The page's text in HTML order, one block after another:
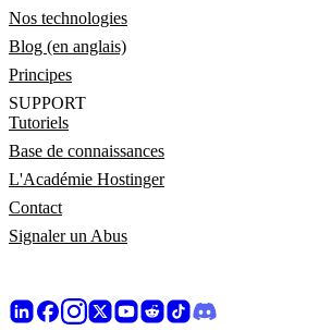
Nos technologies
Blog (en anglais)
Principes
SUPPORT
Tutoriels
Base de connaissances
L'Académie Hostinger
Contact
Signaler un Abus